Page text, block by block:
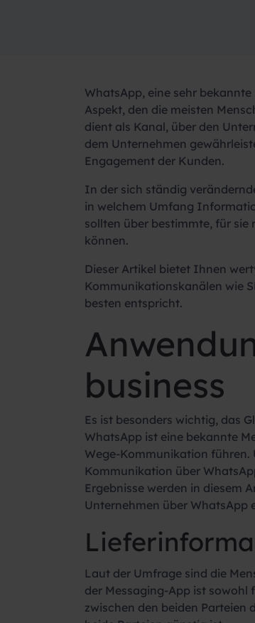
WhatsApp, eine sehr
Aspekt, den die meisten
dient als Kanal, über den
dem Unternehmen
Engagement der Kunden.
In der sich ständig
in welchem Umfang
sollten über bestimmte, für
können.
Dieser Artikel bietet Ihnen
Kommunikationskanälen wie
besten entspricht.
business
Es ist besonders wichtig, das
WhatsApp ist eine bekannte
Wege-Kommunikation führen.
Kommunikation über
Ergebnisse werden in diesem
Unternehmen über WhatsApp
Laut der Umfrage sind die
der Messaging-App ist
zwischen den beiden